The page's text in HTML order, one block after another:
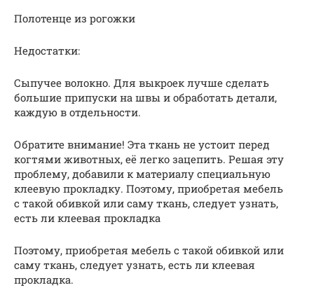
Полотенце из рогожки
Недостатки:
Сыпучее волокно. Для выкроек лучше сделать
большие припуски на швы и обработать детали,
каждую в отдельности.
Обратите внимание! Эта ткань не устоит перед
когтями животных, её легко зацепить. Решая эту
проблему, добавили к материалу специальную
клеевую прокладку. Поэтому, приобретая мебель
с такой обивкой или саму ткань, следует узнать,
есть ли клеевая прокладка
Поэтому, приобретая мебель с такой обивкой или
саму ткань, следует узнать, есть ли клеевая
прокладка.